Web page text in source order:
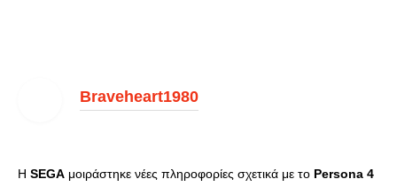
Braveheart1980
Η SEGA μοιράστηκε νέες πληροφορίες σχετικά με το Persona 4